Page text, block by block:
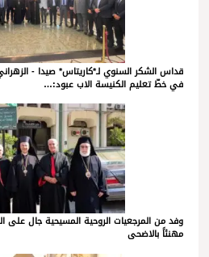
قداس الشكر السنوي لـ*كاريتاس* صيدا -
في خطّ تعليم الكنيسة الاب عبود:…
وفد من المرجعيات الروحية المسيحية جال على
مهنئاً بالاضحى